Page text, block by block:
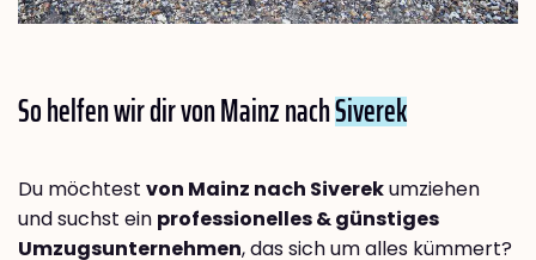
So helfen wir dir von Mainz nachSiverek
Du möchtest von Mainz nach Siverekumziehen
und suchst ein professionelles & günstiges
Umzugsunternehmen, das sich um alles kümmert?